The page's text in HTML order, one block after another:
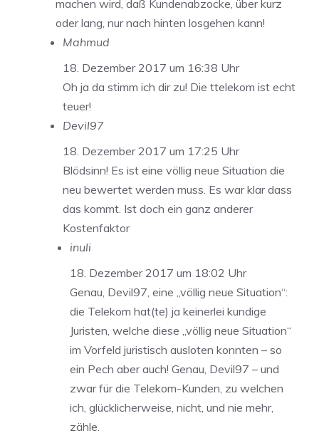
machen wird, daß Kundenabzocke, über kurz
oder lang, nur nach hinten losgehen kann!
Mahmud
18. Dezember 2017 um 16:38 Uhr
Oh ja da stimm ich dir zu! Die ttelekom ist echt
teuer!
Devil97
18. Dezember 2017 um 17:25 Uhr
Blödsinn! Es ist eine völlig neue Situation die
neu bewertet werden muss. Es war klar dass
das kommt. Ist doch ein ganz anderer
Kostenfaktor
inuli
18. Dezember 2017 um 18:02 Uhr
Genau, Devil97, eine „völlig neue Situation“:
die Telekom hat(te) ja keinerlei kundige
Juristen, welche diese „völlig neue Situation“
im Vorfeld juristisch ausloten konnten – so
ein Pech aber auch! Genau, Devil97 – und
zwar für die Telekom-Kunden, zu welchen
ich, glücklicherweise, nicht, und nie mehr,
zähle.